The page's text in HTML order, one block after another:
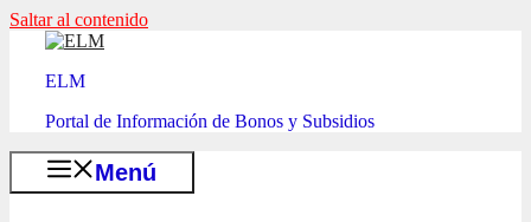
Saltar al contenido
ELM
Portal de Información de Bonos y Subsidios
Menú